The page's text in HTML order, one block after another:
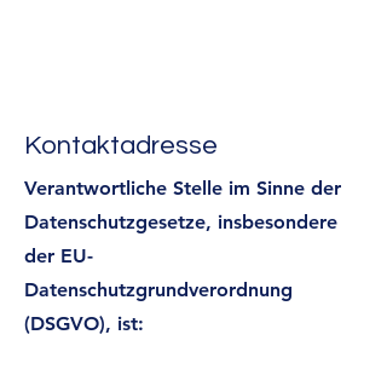
Kontaktadresse
Verantwortliche Stelle im Sinne der
Datenschutzgesetze, insbesondere
der EU-
Datenschutzgrundverordnung
(DSGVO), ist: